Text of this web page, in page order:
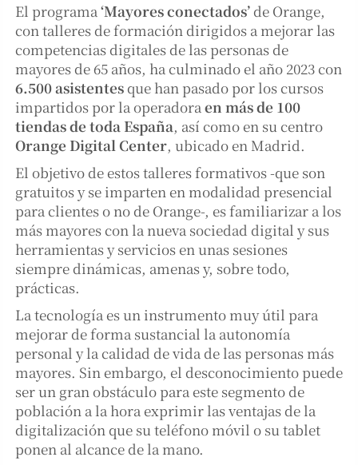
El programa‘Mayores conectados’de Orange,
con talleres de formación dirigidos a mejorar las
competencias digitales de las personas de
mayores de 65 años, ha culminado el año 2023 con
6.500 asistentesque han pasado por los cursos
impartidos por la operadoraen más de 100
tiendas de toda España, así como en su centro
Orange Digital Center, ubicado en Madrid.
El objetivo de estos talleres formativos -que son
gratuitos y se imparten en modalidad presencial
para clientes o no de Orange-, es familiarizar a los
más mayores con la nueva sociedad digital y sus
herramientas y servicios en unas sesiones
siempre dinámicas, amenas y, sobre todo,
prácticas.
La tecnología es un instrumento muy útil para
mejorar de forma sustancial la autonomía
personal y la calidad de vida de las personas más
mayores. Sin embargo, el desconocimiento puede
ser un gran obstáculo para este segmento de
población a la hora exprimir las ventajas de la
digitalización que su teléfono móvil o su tablet
ponen al alcance de la mano.